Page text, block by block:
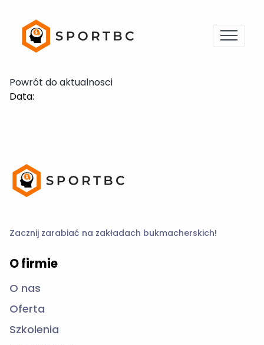
Powrót do aktualnosci
Data:
Zacznij zarabiać na zakładach bukmacherskich!
O firmie
O nas
Oferta
Szkolenia